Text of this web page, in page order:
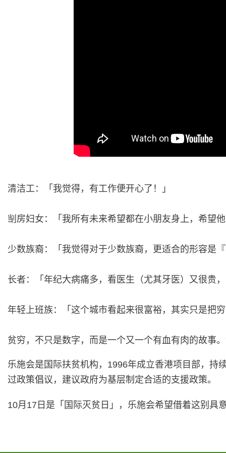
清洁工：「我觉得，有工作便开心了！」
㓥房妇女：「我所有未来希望都在小朋友身上，希望
少数族裔：「我觉得对于少数族裔，更适合的形容是
长者：「年纪大病痛多，看医生（尤其牙医）又很贵
年轻上班族：「这个城市看起来很富裕，其实只是把
贫穷，不只是数字，而是一个又一个有血有肉的故事
乐施会是国际扶贫机构，1996年成立香港项目部，持
过政策倡议，建议政府为基层制定合适的支援政策。
10月17日是「国际灭贫日」，乐施会希望借着这别具